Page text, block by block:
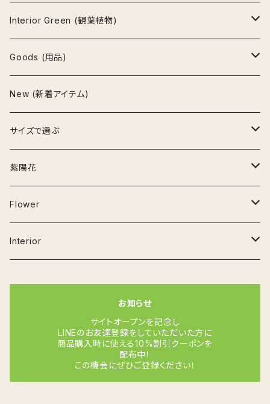
Interior Green (観葉植物)
アグラオネマ
ビューティー
マリア
アスプレニウム
パーバティ
アロカシア
ナイロビナイツ
アンスリウム
クラリネルビウム
ジズー（ジゾー）
エスキナンサス
マルメラータ
オーガスタ
サンデリアーナ
シャインスター
クロコダイルファーン
Goods (用品)
鉢
陶器鉢
セメント鉢
インテリア雑貨
お手入れ用品
その他の用品
New (新着アイテム)
サイズで選ぶ
~30cm
30cm~50cm
50cm~80cm
紫陽花
アーリーピンク
アデュラ
シュガーホワイト
Flower
ベゴニア
Interior
お知らせ
サイトオープンを記念し
LINEのお友達登録をしていただいた方に
商品購入時に使える10%割引クーポンを
配布中！
この機会にぜひご登録ください！